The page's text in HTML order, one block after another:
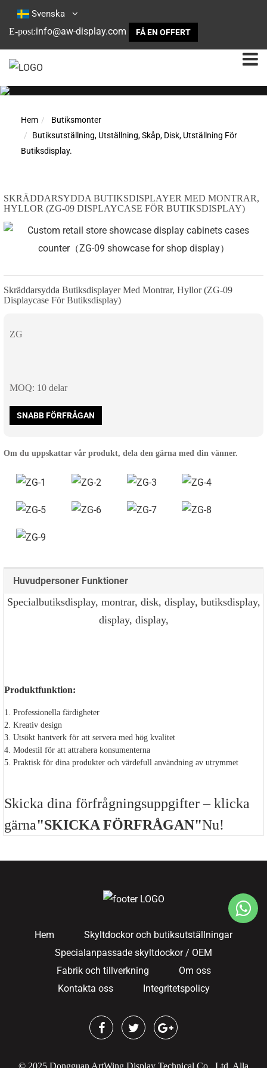
Svenska
E-post:info@aw-display.com FÅ EN OFFERT
Hem
Butiksmonter
Butiksutställning, Utställning, Skåp, Disk, Utställning För
Butiksdisplay.
SKRÄDDARSYDDA BUTIKSDISPLAYER MED MONTRAR,
HYLLOR (ZG-09 DISPLAYCASE FÖR BUTIKSDISPLAY)
Skräddarsydda Butiksdisplayer Med Montrar, Hyllor (ZG-09
Displaycase För Butiksdisplay)
ZG
MOQ: 10 delar
SNABB FÖRFRÅGAN
Om du uppskattar vår produkt, dela den gärna med din vänner.
Huvudpersoner Funktioner
Specialbutiksdisplay, montrar, disk, display, butiksdisplay,
display, display,
Produktfunktion:
1. Professionella färdigheter
2. Kreativ design
3. Utsökt hantverk för att servera med hög kvalitet
4. Modestil för att attrahera konsumenterna
5. Praktisk för dina produkter och värdefull användning av utrymmet
Skicka dina förfrågningsuppgifter – klicka
gärna"SKICKA FÖRFRÅGAN"Nu!
Hem
Skyltdockor och butiksutställningar
Specialanpassade skyltdockor / OEM
Fabrik och tillverkning
Om oss
Kontakta oss
Integritetspolicy